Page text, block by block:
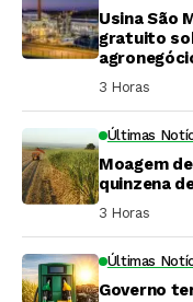
Usina São
gratuito
3 Horas ⁮
Últimas
Moagem
quinzena
3 Horas ⁮
Últimas
Governo